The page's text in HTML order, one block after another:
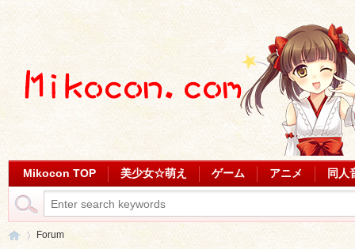
Mikocon TOP 美少女☆萌え ゲーム アニメ 同人
Forum